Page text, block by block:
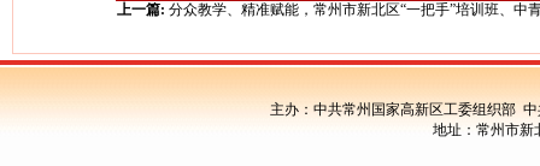
上一篇: 分众教学、精准赋能，常州市新北区“一把手”培训班、中
主办：中共常州国家高新区工委组织部
地址：常州市